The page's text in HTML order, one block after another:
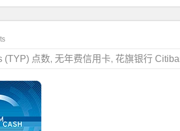
(TYP) 点数, 无年费信用卡, 花旗银行